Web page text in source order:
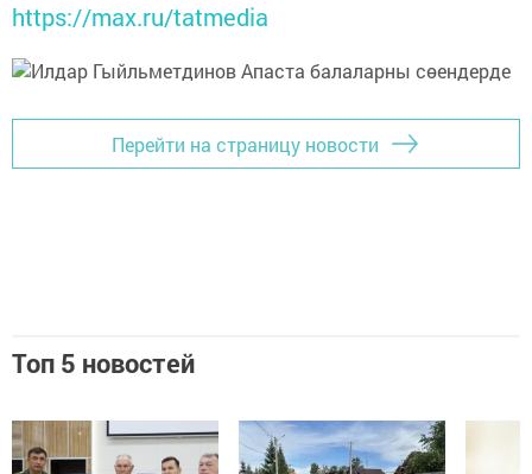
https://max.ru/tatmedia
Перейти на страницу новости
Топ 5 новостей